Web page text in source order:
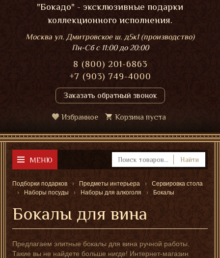
"Бокадо" - эксклюзивные подарки
коллекционного исполнения.
Москва ул. Дмитровское ш. д5к1 (производство)
Пн-Сбс 11:00 до 20:00
8 (800) 201-6863
+7 (903) 749-4000
Заказать обратный звонок
Избранное Корзина пуста
МЕНЮ Найти
Подборки подарков Предметы интерьера
Сервировка стола
Наборы посуды
Наборы для алкоголя Бокалы
Бокалы для вина
Предлагаем элитные бокалы для вина ручной работы.
Такие вы не найдете больше нигде! Интернет-магазин